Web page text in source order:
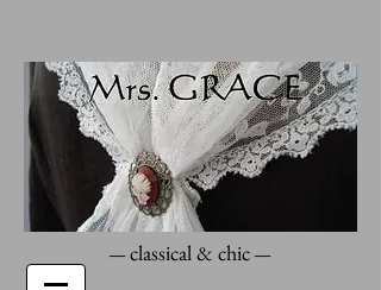
—classical & chic—